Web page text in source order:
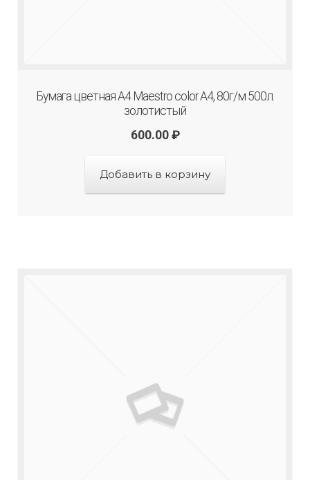
Бумага цветная А4 Maestro color A4, 80г/м 500л.
золотистый
600.00 ₽
Добавить в корзину